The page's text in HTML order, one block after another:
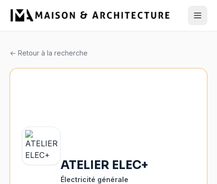
← Retour à la recherche
ATELIER ELEC+
Électricité générale